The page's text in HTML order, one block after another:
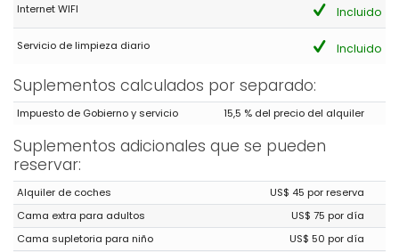
Internet WIFI Incluido
Servicio de limpieza diario Incluido
Suplementos calculados por separado:
Impuesto de Gobierno y servicio 15,5 % del precio del alquiler
Suplementos adicionales que se pueden
reservar:
Alquiler de coches
US$ 45 por reserva
Cama extra para adultos
US$ 75 por día
Cama supletoria para niño
US$ 50 por día